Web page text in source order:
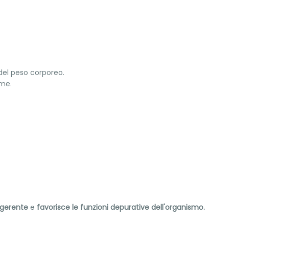
peso corporeo.
e favorisce le funzioni depurative dell'organismo.